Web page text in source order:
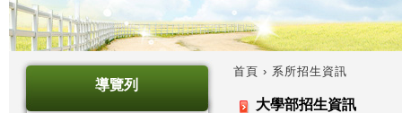
導覽列
您
首頁 › 系所招生資訊
大學部招生資訊